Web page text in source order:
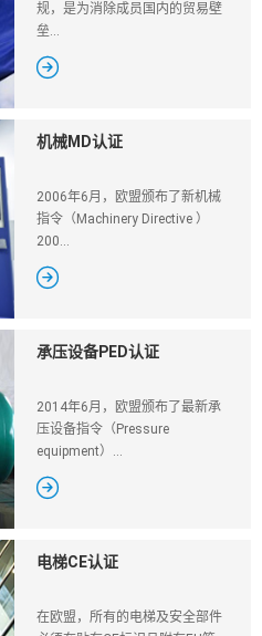
规，是为消除成员国内的贸易壁
垒...

机械MD认证
2006年6月，欧盟颁布了新机械
指令（Machinery Directive ）
200...

承压设备PED认证
2014年6月，欧盟颁布了最新承
压设备指令（Pressure
equipment）...

电梯CE认证
在欧盟，所有的电梯及安全部件